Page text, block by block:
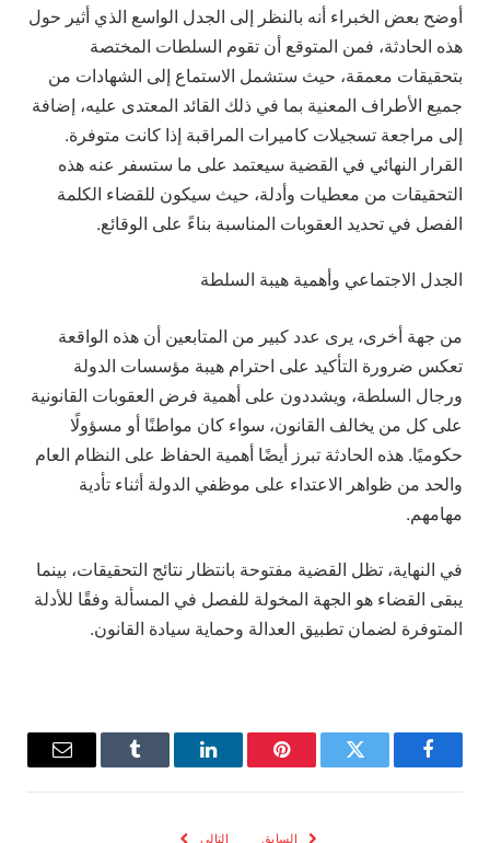
أوضح بعض الخبراء أنه بالنظر إلى الجدل الواسع الذي أثير حول
هذه الحادثة، فمن المتوقع أن تقوم السلطات المختصة
بتحقيقات معمقة، حيث ستشمل الاستماع إلى الشهادات من
جميع الأطراف المعنية بما في ذلك القائد المعتدى عليه، إضافة
إلى مراجعة تسجيلات كاميرات المراقبة إذا كانت متوفرة.
القرار النهائي في القضية سيعتمد على ما ستسفر عنه هذه
التحقيقات من معطيات وأدلة، حيث سيكون للقضاء الكلمة
الفصل في تحديد العقوبات المناسبة بناءً على الوقائع.
الجدل الاجتماعي وأهمية هيبة السلطة
من جهة أخرى، يرى عدد كبير من المتابعين أن هذه الواقعة
تعكس ضرورة التأكيد على احترام هيبة مؤسسات الدولة
ورجال السلطة، ويشددون على أهمية فرض العقوبات القانونية
على كل من يخالف القانون، سواء كان مواطنًا أو مسؤولًا
حكوميًا. هذه الحادثة تبرز أيضًا أهمية الحفاظ على النظام العام
والحد من ظواهر الاعتداء على موظفي الدولة أثناء تأدية
مهامهم.
في النهاية، تظل القضية مفتوحة بانتظار نتائج التحقيقات، بينما
يبقى القضاء هو الجهة المخولة للفصل في المسألة وفقًا للأدلة
المتوفرة لضمان تطبيق العدالة وحماية سيادة القانون.
فيسبوك تويتر بينتيريستلينكدإن Tumblr
البريد